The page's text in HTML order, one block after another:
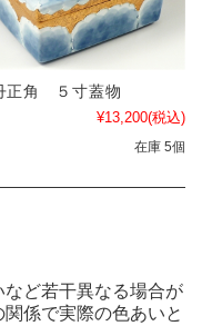
正角 ５寸蓋物
¥13,200(税込)
在庫 5個
など若干異なる場合が
係で実際の色あいと